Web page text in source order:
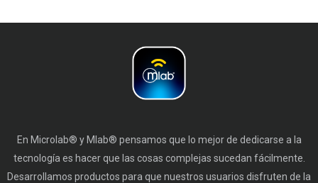
En Microlab® y Mlab® pensamos que lo mejor de dedicarse a la
tecnología es hacer que las cosas complejas sucedan fácilmente.
Desarrollamos productos para que nuestros usuarios disfruten de la